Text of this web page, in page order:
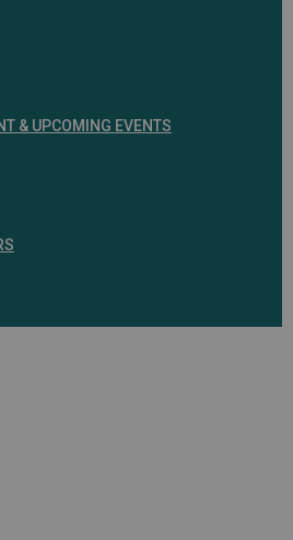
& UPCOMING EVENTS